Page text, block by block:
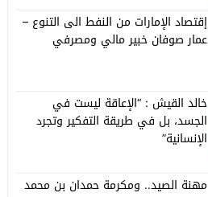
إقتصاد الإمارات من النفط الى التنوع –
عمار صوفان خبير مالي ومصرفي
خالد القيش : “الإعاقة ليست في
الجسد، بل في طريقة التفكير وتجرد
الإنسانية”
مهنة الصيد.. ومكرمة حمدان بن محمد